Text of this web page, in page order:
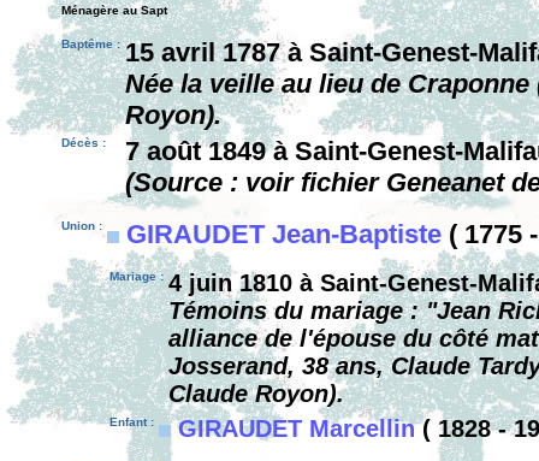
Ménagère au Sapt
Baptême : 15 avril 1787 à Saint-Genest-
Née la veille au lieu de
Royon).
Décès :
7 août 1849 à Saint-Genest-
(Source : voir fichier Geneanet
Union : GIRAUDET Jean-Baptiste ( 1775
Mariage : 4 juin 1810 à Saint-Genest-
Témoins du mariage : "Jean
alliance de l'épouse du côté
Josserand, 38 ans, Claude
Claude Royon).
Enfant : GIRAUDET Marcellin( 1828 -